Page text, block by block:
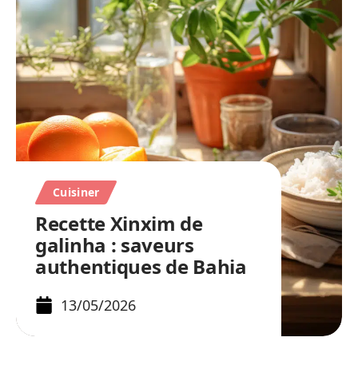
Cuisiner
Recette Xinxim de
galinha : saveurs
authentiques de Bahia
13/05/2026